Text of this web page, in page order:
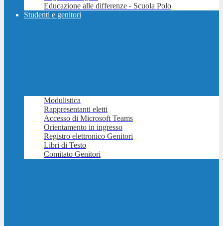
Educazione alle differenze - Scuola Polo
Studenti e genitori
Modulistica
Rappresentanti eletti
Accesso di Microsoft Teams
Orientamento in ingresso
Registro elettronico Genitori
Libri di Testo
Comitato Genitori